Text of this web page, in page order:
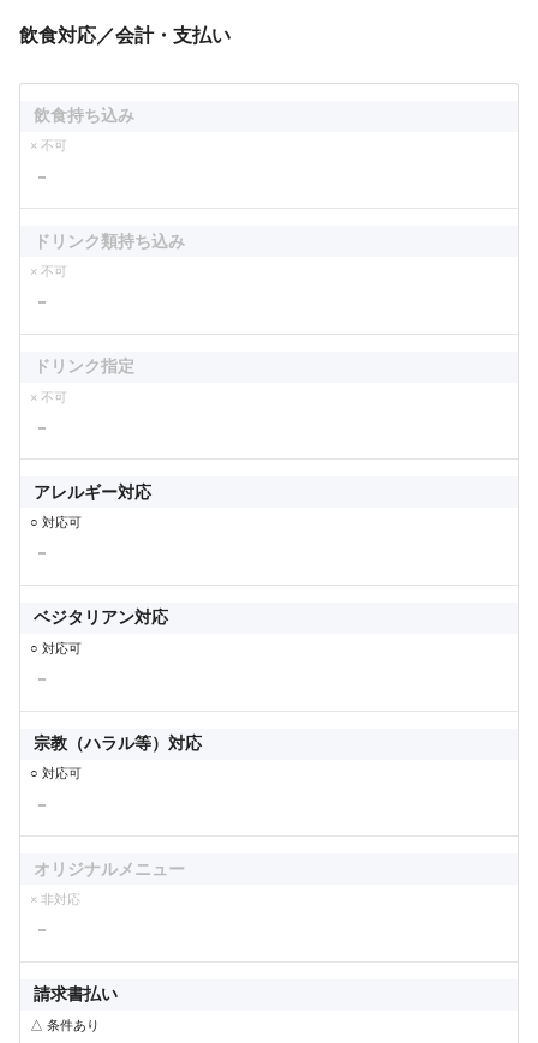
飲食対応／会計・支払い
飲食持ち込み
× 不可
－
ドリンク類持ち込み
× 不可
－
ドリンク指定
× 不可
－
アレルギー対応
○ 対応可
－
ベジタリアン対応
○ 対応可
－
宗教（ハラル等）対応
○ 対応可
－
オリジナルメニュー
× 非対応
－
請求書払い
△ 条件あり